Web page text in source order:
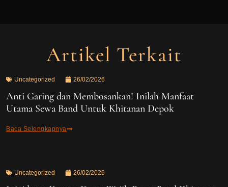
Artikel Terkait
Uncategorized 26/02/2026
Anti Garing dan Membosankan! Inilah Manfaat
Utama Sewa Band Untuk Khitanan Depok
Baca Selengkapnya
Uncategorized 26/02/2026